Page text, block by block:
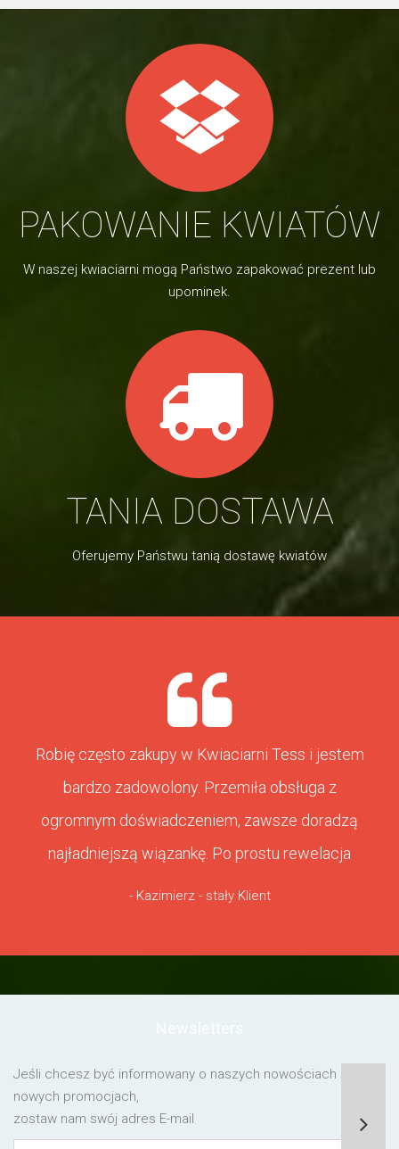
PAKOWANIE KWIATÓW
W naszej kwiaciarni mogą Państwo zapakować prezent lub
upominek.
TANIA DOSTAWA
Oferujemy Państwu tanią dostawę kwiatów
Robię często zakupy w Kwiaciarni Tess i jestem
bardzo zadowolony. Przemiła obsługa z
ogromnym doświadczeniem, zawsze doradzą
najładniejszą wiązankę. Po prostu rewelacja
- Kazimierz - stały Klient
Jeśli chcesz być informowany o naszych nowościach lub o
nowych promocjach,
zostaw nam swój adres E-mail